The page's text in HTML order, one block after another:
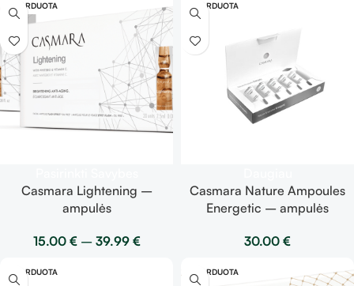
IŠPARDUOTA
Casmara Lightening –
ampulės
15.00 € – 39.99 €
IŠPARDUOTA
Casmara Nature Ampoules
Energetic – ampulės
30.00 €
IŠPARDUOTA IŠPARDUOTA